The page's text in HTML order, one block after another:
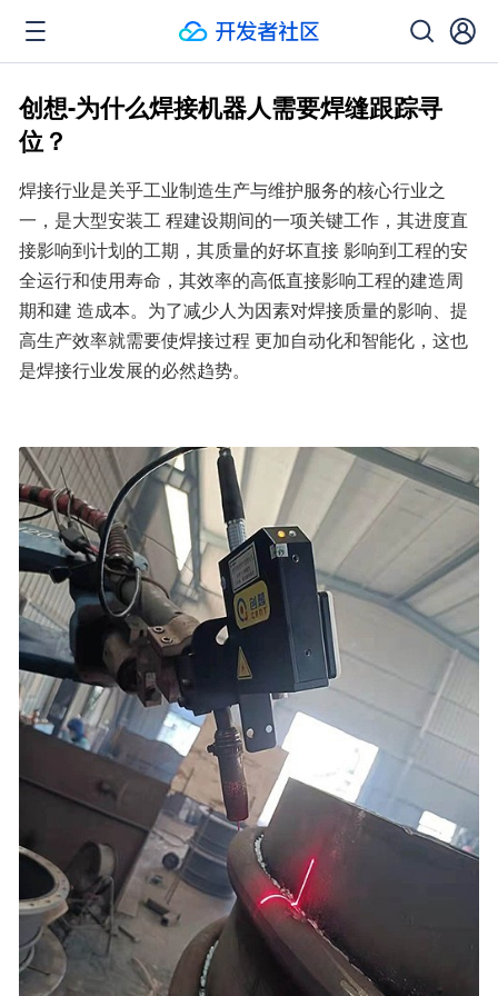
创想-为什么焊接机器人需要焊缝跟踪寻
位？
焊接行业是关乎工业制造生产与维护服务的核心行业之
一，是大型安装工 程建设期间的一项关键工作，其进度直
接影响到计划的工期，其质量的好坏直接 影响到工程的安
全运行和使用寿命，其效率的高低直接影响工程的建造周
期和建 造成本。为了减少人为因素对焊接质量的影响、提
高生产效率就需要使焊接过程 更加自动化和智能化，这也
是焊接行业发展的必然趋势。